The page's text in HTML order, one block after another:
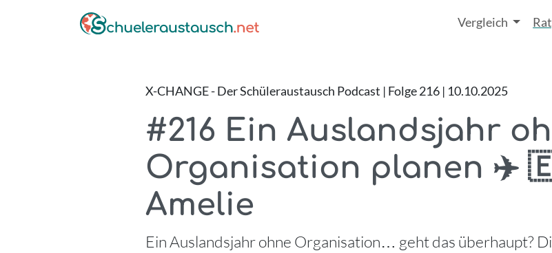
Vergleich
X-CHANGE - Der Schüleraustausch Podcast | Folge 216 | 10.10.2025
#216 Ein Auslandsjahr
Organisation planen ✈️
Amelie
Ein Auslandsjahr ohne Organisation… geht das überhaupt?